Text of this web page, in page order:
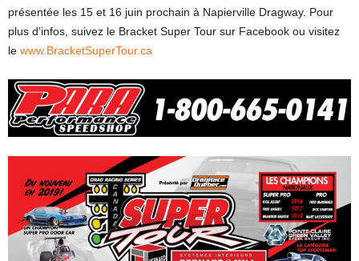
présentée les 15 et 16 juin prochain à Napierville Dragway. Pour
plus d’infos, suivez le Bracket Super Tour sur Facebook ou visitez
le www.BracketSuperTour.ca